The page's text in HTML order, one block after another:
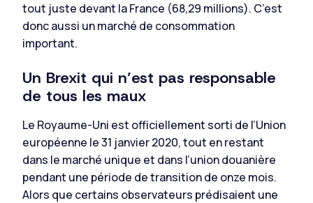
tout juste devant la France (68,29 millions). C’est
donc aussi un marché de consommation
important.
Un Brexit qui n’est pas responsable
de tous les maux
Le Royaume-Uni est officiellement sorti de l’Union
européenne le 31 janvier 2020, tout en restant
dans le marché unique et dans l’union douanière
pendant une période de transition de onze mois.
Alors que certains observateurs prédisaient une